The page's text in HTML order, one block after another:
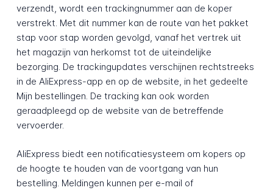
verzendt, wordt een trackingnummer aan de koper
verstrekt. Met dit nummer kan de route van het pakket
stap voor stap worden gevolgd, vanaf het vertrek uit
het magazijn van herkomst tot de uiteindelijke
bezorging. De trackingupdates verschijnen rechtstreeks
in de AliExpress-app en op de website, in het gedeelte
Mijn bestellingen. De tracking kan ook worden
geraadpleegd op de website van de betreffende
vervoerder.
AliExpress biedt een notificatiesysteem om kopers op
de hoogte te houden van de voortgang van hun
bestelling. Meldingen kunnen per e-mail of